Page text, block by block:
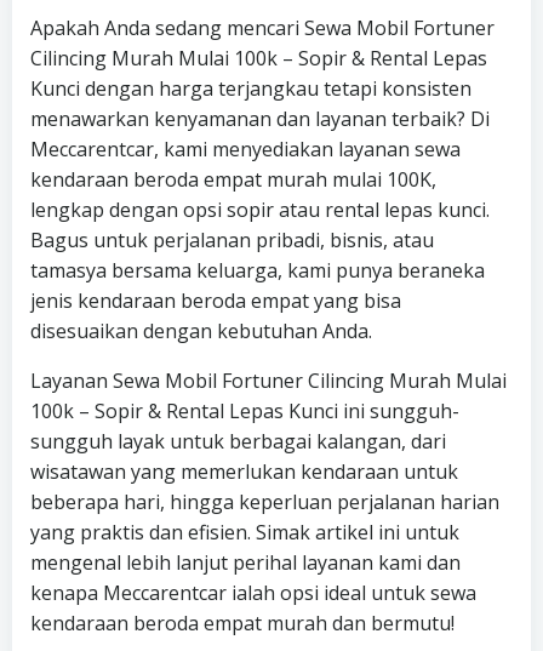
Apakah Anda sedang mencari Sewa Mobil Fortuner
Cilincing Murah Mulai 100k – Sopir & Rental Lepas
Kunci dengan harga terjangkau tetapi konsisten
menawarkan kenyamanan dan layanan terbaik? Di
Meccarentcar, kami menyediakan layanan sewa
kendaraan beroda empat murah mulai 100K,
lengkap dengan opsi sopir atau rental lepas kunci.
Bagus untuk perjalanan pribadi, bisnis, atau
tamasya bersama keluarga, kami punya beraneka
jenis kendaraan beroda empat yang bisa
disesuaikan dengan kebutuhan Anda.
Layanan Sewa Mobil Fortuner Cilincing Murah Mulai
100k – Sopir & Rental Lepas Kunci ini sungguh-
sungguh layak untuk berbagai kalangan, dari
wisatawan yang memerlukan kendaraan untuk
beberapa hari, hingga keperluan perjalanan harian
yang praktis dan efisien. Simak artikel ini untuk
mengenal lebih lanjut perihal layanan kami dan
kenapa Meccarentcar ialah opsi ideal untuk sewa
kendaraan beroda empat murah dan bermutu!